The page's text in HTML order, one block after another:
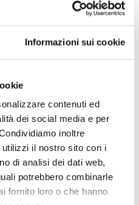
Informazioni sui cookie
contenuti ed
dei social media e per
inoltre
il nostro sito con i
di analisi dei dati web,
potrebbero combinarle
fornito loro o che hanno
Per La